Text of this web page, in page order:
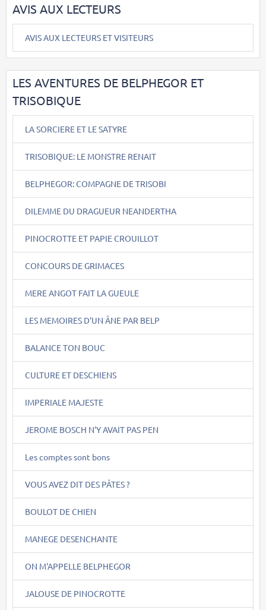
AVIS AUX LECTEURS
AVIS AUX LECTEURS ET VISITEURS
LES AVENTURES DE BELPHEGOR ET
TRISOBIQUE
LA SORCIERE ET LE SATYRE
TRISOBIQUE: LE MONSTRE RENAIT
BELPHEGOR: COMPAGNE DE TRISOBI
DILEMME DU DRAGUEUR NEANDERTHA
PINOCROTTE ET PAPIE CROUILLOT
CONCOURS DE GRIMACES
MERE ANGOT FAIT LA GUEULE
LES MEMOIRES D'UN ÂNE PAR BELP
BALANCE TON BOUC
CULTURE ET DESCHIENS
IMPERIALE MAJESTE
JEROME BOSCH N'Y AVAIT PAS PEN
Les comptes sont bons
VOUS AVEZ DIT DES PÂTES ?
BOULOT DE CHIEN
MANEGE DESENCHANTE
ON M'APPELLE BELPHEGOR
JALOUSE DE PINOCROTTE